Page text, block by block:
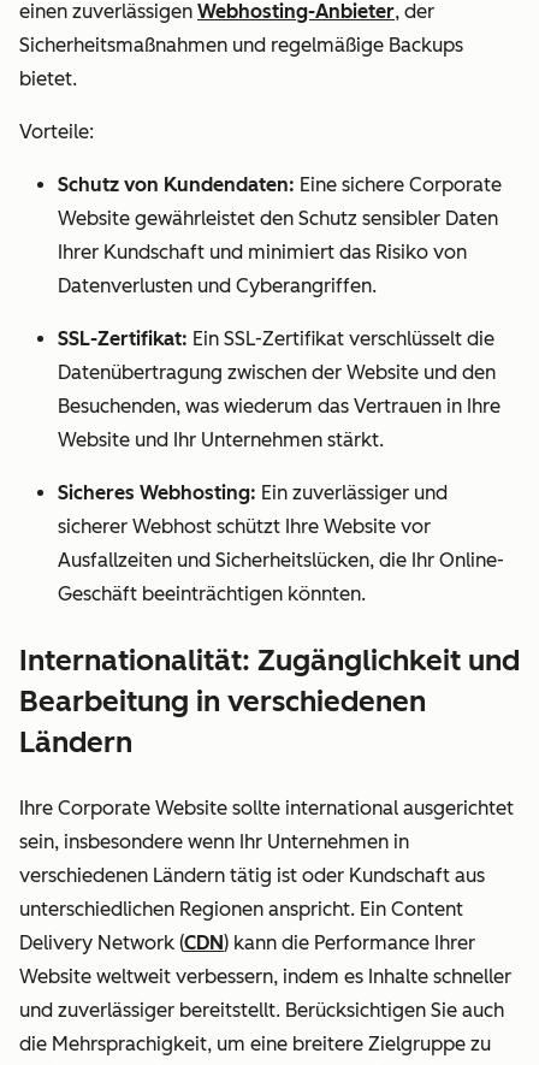
einen zuverlässigen Webhosting-Anbieter, der
Sicherheitsmaßnahmen und regelmäßige Backups
bietet.
Vorteile:
Schutz von Kundendaten: Eine sichere Corporate
Website gewährleistet den Schutz sensibler Daten
Ihrer Kundschaft und minimiert das Risiko von
Datenverlusten und Cyberangriffen.
SSL-Zertifikat: Ein SSL-Zertifikat verschlüsselt die
Datenübertragung zwischen der Website und den
Besuchenden, was wiederum das Vertrauen in Ihre
Website und Ihr Unternehmen stärkt.
Sicheres Webhosting: Ein zuverlässiger und
sicherer Webhost schützt Ihre Website vor
Ausfallzeiten und Sicherheitslücken, die Ihr Online-
Geschäft beeinträchtigen könnten.
Internationalität: Zugänglichkeit und
Bearbeitung in verschiedenen
Ländern
Ihre Corporate Website sollte international ausgerichtet
sein, insbesondere wenn Ihr Unternehmen in
verschiedenen Ländern tätig ist oder Kundschaft aus
unterschiedlichen Regionen anspricht. Ein Content
Delivery Network (CDN ) kann die Performance Ihrer
Website weltweit verbessern, indem es Inhalte schneller
und zuverlässiger bereitstellt. Berücksichtigen Sie auch
die Mehrsprachigkeit, um eine breitere Zielgruppe zu